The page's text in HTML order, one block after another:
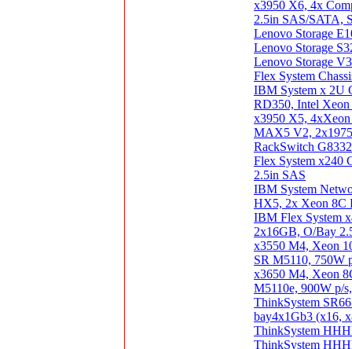
x3950 X6, 4x
2.5in SAS/SATA,
Lenovo Storage
Lenovo Storage
Lenovo Storage
Flex System
IBM System x 2U
RD350, Intel
x3950 X5,
MAX5 V2,
RackSwitch
Flex System x240
2.5in SAS
IBM System
HX5, 2x Xeon 8C
IBM Flex System
2x16GB, O/Bay
x3550 M4, Xeon
SR M5110, 750W
x3650 M4, Xeon
M5110e, 900W p/
ThinkSystem
bay4x1Gb3 (x16,
ThinkSystem
ThinkSystem